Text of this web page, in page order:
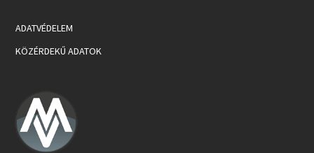
ADATVÉDELEM
KÖZÉRDEKŰ ADATOK